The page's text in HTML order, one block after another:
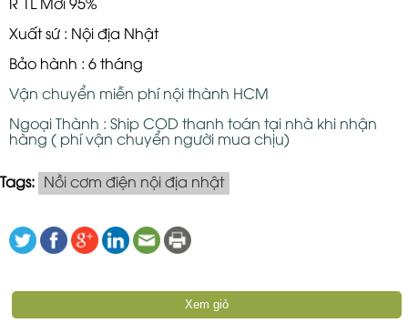
R 1L Mới 95%
Xuất sứ : Nội địa Nhật
Bảo hành : 6 tháng
Vận chuyển miễn phí nội thành HCM
Ngoại Thành : Ship COD thanh toán tại nhà khi nhận
hàng ( phí vận chuyển người mua chịu)
Tags: Nồi cơm điện nội địa nhật
Xem giỏ